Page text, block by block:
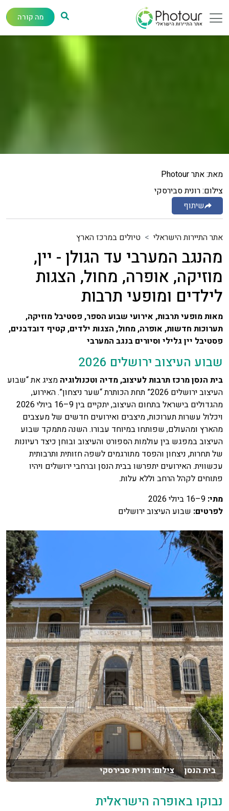
מה קורה
מאת: אתר Photour
צילום: רונית סבירסקי
שיתוף
אתר התיירות הישראלי טיולים במרכז הארץ
מהנגב המערבי עד הגולן - יין,
מוזיקה, אופרה, מחול, הצגות
לילדים ומופעי תרבות
מאות מופעי תרבות, אירועי שבוע הספר, פסטיבל מוזיקה,
תערוכות חדשות, אופרה, מחול, הצגות ילדים, קטיף דובדבנים,
פסטיבל יין גלילי וסיורים בנגב המערבי
שבוע העיצוב ירושלים 2026
בית הנסן מרכז תרבות לעיצוב, מדיה וטכנולוגיה מציג את “שבוע
העיצוב ירושלים 2026” תחת הכותרת “שער ניצחון”. האירוע,
מהגדולים בישראל בתחום העיצוב, יתקיים בין 9–16 ביולי 2026
ויכלול עשרות תערוכות, מיצבים ואירועים חדשים של מעצבים
מהארץ ומהעולם, שפותחו במיוחד עבורו. השנה מתמקד שבוע
העיצוב במפגש בין עולמות הספורט והעיצוב ובוחן כיצד רעיונות
של תחרות, ניצחון והפסד מתורגמים לשפה חזותית ותרבותית
עכשווית. האירועים יתפרשו בבית הנסן וברחבי ירושלים ויהיו
פתוחים לקהל הרחב וללא עלות.
מתי:
לפרטים: שבוע העיצוב ירושלים
בית הנסן צילום: רונית סבירסקי
נבוקו באופרה הישראלית